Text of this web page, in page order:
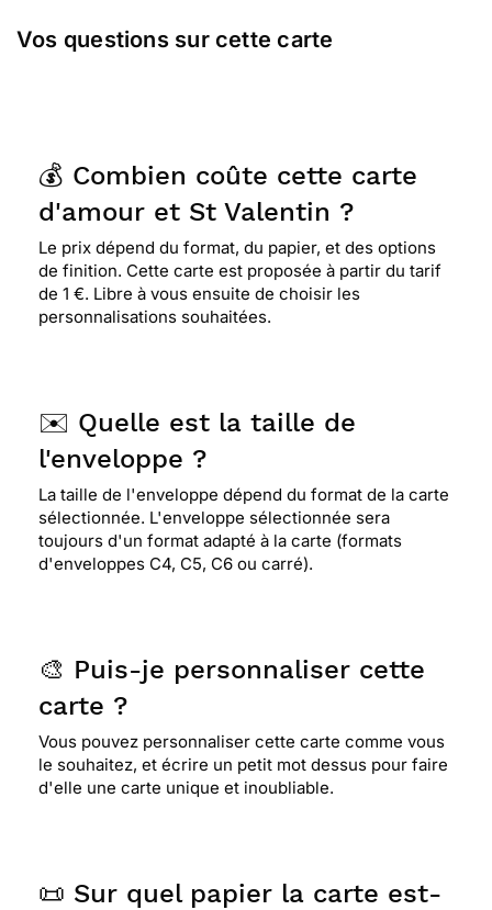
Vos questions sur cette carte
💰 Combien coûte cette carte
d'amour et St Valentin ?
Le prix dépend du format, du papier, et des options
de finition. Cette carte est proposée à partir du tarif
de 1 €. Libre à vous ensuite de choisir les
personnalisations souhaitées.
✉️ Quelle est la taille de
l'enveloppe ?
La taille de l'enveloppe dépend du format de la carte
sélectionnée. L'enveloppe sélectionnée sera
toujours d'un format adapté à la carte (formats
d'enveloppes C4, C5, C6 ou carré).
🎨 Puis-je personnaliser cette
carte ?
Vous pouvez personnaliser cette carte comme vous
le souhaitez, et écrire un petit mot dessus pour faire
d'elle une carte unique et inoubliable.
📜 Sur quel papier la carte est-